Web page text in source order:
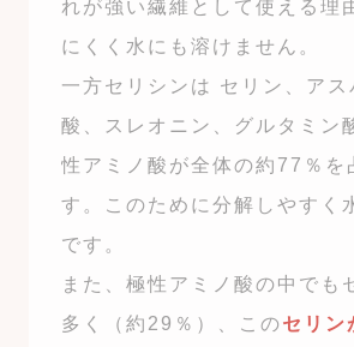
れが強い繊維として使える理
にくく水にも溶けません。
一方セリシンは セリン、アス
酸、スレオニン、グルタミン
性アミノ酸が全体の約77％を
す。このために分解しやすく
です。
また、極性アミノ酸の中でも
多く（約29％）、このセリン